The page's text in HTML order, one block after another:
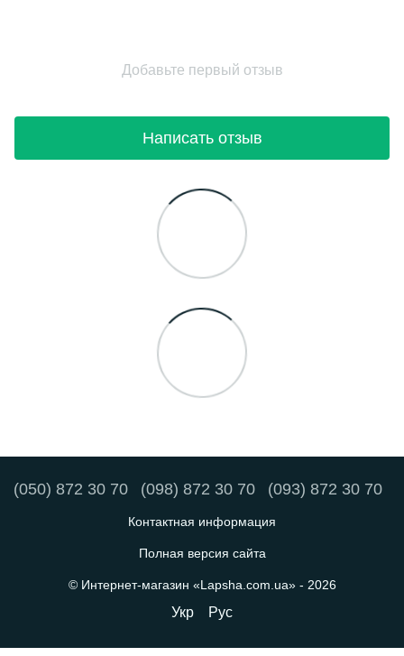
Добавьте первый отзыв
Написать отзыв
(050) 872 30 70 (098) 872 30 70 (093) 872 30 70
Контактная информация
Полная версия сайта
© Интернет-магазин «Lapsha.com.ua» - 2026
Укр Рус